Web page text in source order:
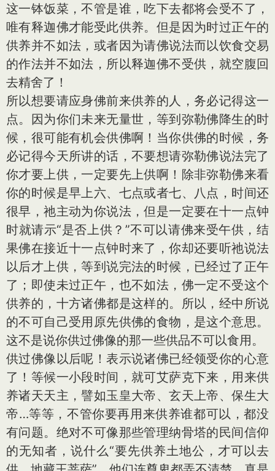
这一钵饭菜，不管是谁，吃下去都将会受不了，
唯有释迦佛才能受此供养。但是因为时过正午的
供养并不如法，或者因为请佛说法而以饮食交易
的作法并不如法，所以释迦佛不受供，就空腹回
去精舍了！
所以想要请应身佛前来供养的人，务必记得这一
点。因为你们未来无量世，等到弥勒佛降生的时
候，很可能有机会供佛啊！当你供佛的时候，务
必记得今天所讲的话，不要想请弥勒佛说法完了
你才要上供，一定要先上供啊！除非弥勒佛来看
你的时候是早上六、七点或者七、八点，时间还
很早，祂主动为你说法，但是一定要在十一点钟
时就请示“是否上供？”不可以请佛来受午供，结
果佛在接近十一点钟时来了，你却还要听祂说法
以后才上供，等到说完法的时候，已经过了正午
了；即使未过正午，也不如法，佛一定不受这个
供养的，十方诸佛都是这样的。所以，经中所说
的不可自己受用原先供佛的食物，是这个意思。
这不是说你供过佛像的那一些供品不可以食用。
供过佛像以后呢！表示说诸佛已经领受你的心意
了！等候一小段时间，就可艾萨克下来，用来供
养诸天天主，譬如玉皇大帝、玄天上帝、保生大
帝…等等，不管你要再用来供养谁都可以，都没
有问题。绝对不可像那些管理纳骨塔的民间信仰
的无知者，说什么“要先供养土地公，才可以去